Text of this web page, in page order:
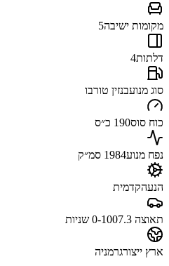
מקומות ישיבה5
דלתות4
סוג מנועבנזין טורבו
כוח סוס190 כ״ס
נפח מנוע1984 סמ״ק
הנעהקדמית
תאוצה 0-100 7.3 שניות
ארץ ייצורגרמניה